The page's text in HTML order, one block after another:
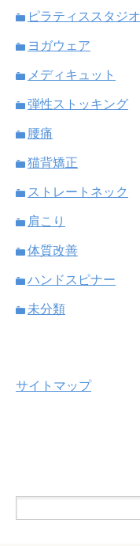
ピラティススタジオ
ヨガウェア
メディキュット
弾性ストッキング
腰痛
猫背矯正
ストレートネック
肩こり
体質改善
ハンドスピナー
未分類
サイトマップ